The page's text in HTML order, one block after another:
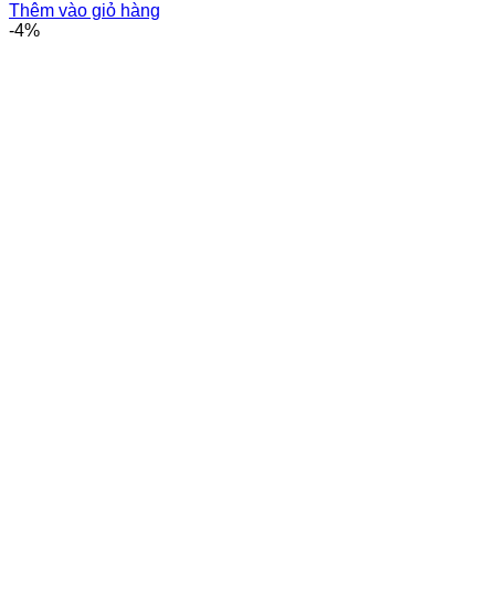
Thêm vào giỏ hàng
-4%